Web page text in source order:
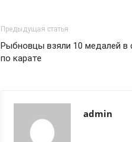
Предыдущая статья
Рыбновцы взяли 10 медалей в
по карате
admin